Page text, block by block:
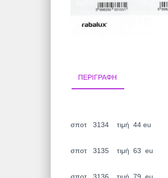
ΠΕΡΙΓΡΑΦΉ
σποτ 3134 τιμή 44 eu
σποτ 3135 τιμή 63 eu